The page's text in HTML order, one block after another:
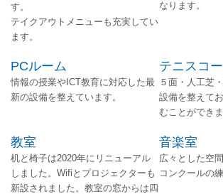
す。
テイクアウトメニューも充実してい
ます。
なります。
PCルーム
情報の授業やICT教育に対応した最
新の設備を整えています。
テニスコ
５面・人工芝
設備を整えて
むことができま
教室
机と椅子は2020年にリニューアル
しました。Wifiとプロジェクターも
新設されました。教室の窓からは四
音楽室
広々とした空
コンクールの